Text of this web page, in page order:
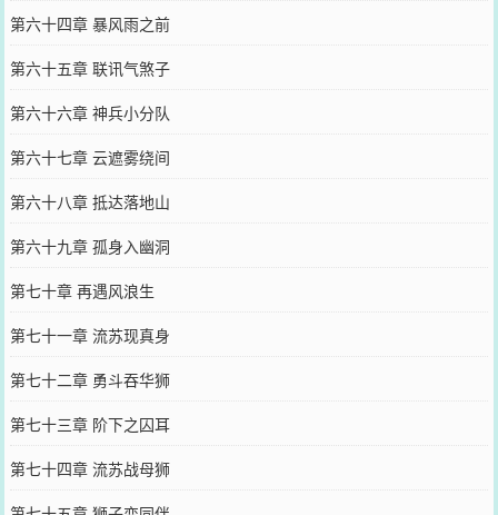
第六十四章 暴风雨之前
第六十五章 联讯气煞子
第六十六章 神兵小分队
第六十七章 云遮雾绕间
第六十八章 抵达落地山
第六十九章 孤身入幽洞
第七十章 再遇风浪生
第七十一章 流苏现真身
第七十二章 勇斗吞华狮
第七十三章 阶下之囚耳
第七十四章 流苏战母狮